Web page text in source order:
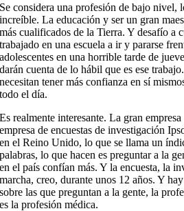
Se considera una profesión de bajo nivel,
increíble. La educación y ser un gran
más cualificados de la Tierra. Y desafío a
trabajado en una escuela a ir y pararse
adolescentes en una horrible tarde de
darán cuenta de lo hábil que es ese
necesitan tener más confianza en sí
todo el día.
Es realmente interesante. La gran
empresa de encuestas de investigación
en el Reino Unido, lo que se llama un
palabras, lo que hacen es preguntar a la
en el país confían más. Y la encuesta, la
marcha, creo, durante unos 12 años. Y
sobre las que preguntan a la gente, la
es la profesión médica.